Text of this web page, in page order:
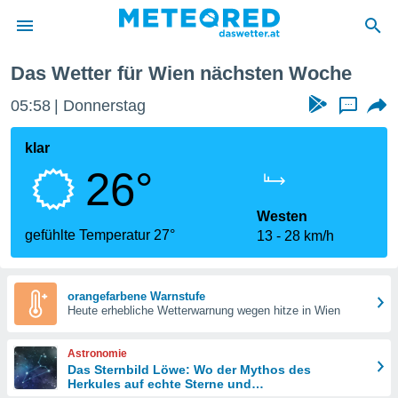
wurde
dass
sind.
diese
Das Wetter für Wien nächsten Woche
05:58 Donnerstag ...
klar
26°
gefühlte Temperatur 27°
Westen
13
28 km/h
orangefarbene Warnstufe
Heute erhebliche Wetterwarnung wegen hitze in Wien
Astronomie
Das Sternbild Löwe: Wo der Mythos des
Herkules auf echte Sterne und